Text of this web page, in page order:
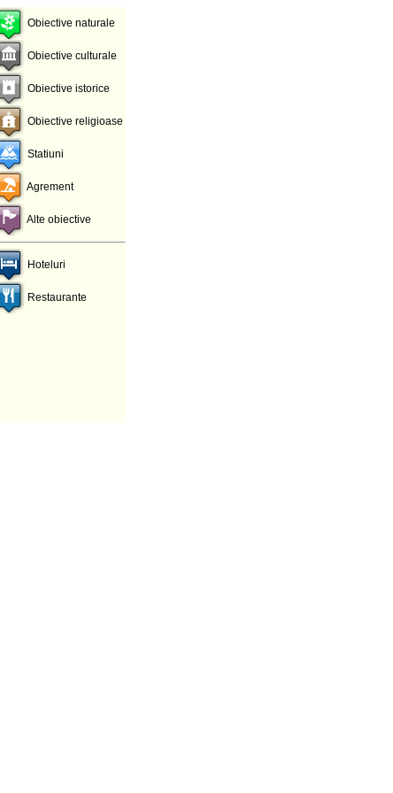
Obiective naturale
Obiective culturale
Obiective istorice
Obiective religioase
Statiuni
Agrement
Alte obiective
Hoteluri
Restaurante